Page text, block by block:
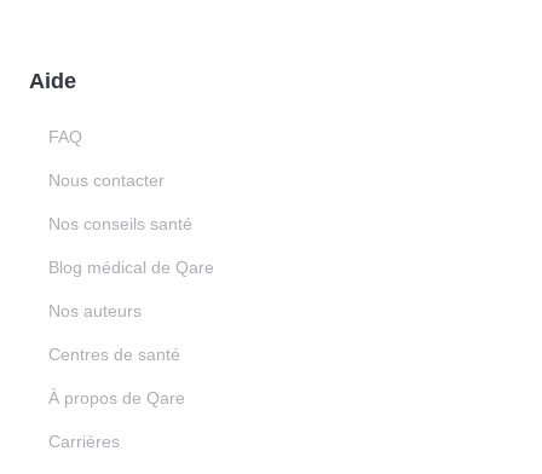
Aide
FAQ
Nous contacter
Nos conseils santé
Blog médical de Qare
Nos auteurs
Centres de santé
À propos de Qare
Carrières